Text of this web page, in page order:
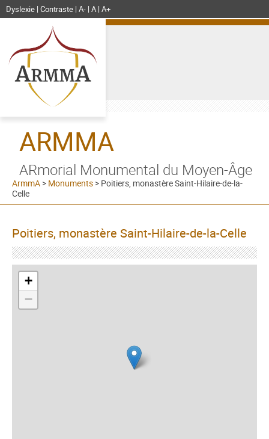
Dyslexie Contraste A- A A+
ARMMA
ARmorial Monumental du Moyen-Âge
ArmmA > Monuments > Poitiers, monastère Saint-Hilaire-de-la-
Celle
Poitiers, monastère Saint-Hilaire-de-la-Celle
+
−